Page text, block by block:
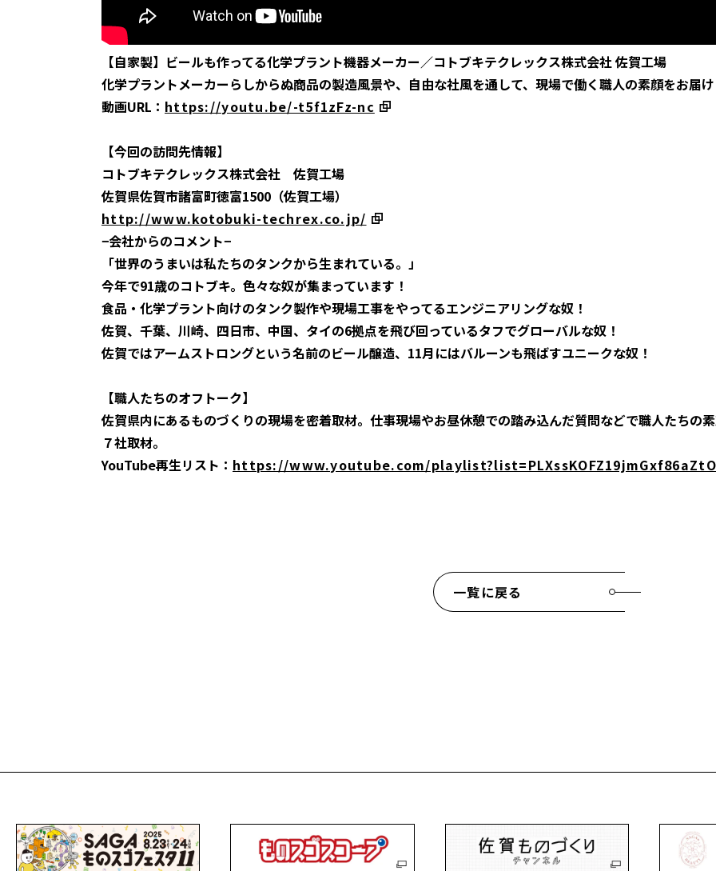
【自家製】ビールも作ってる化学プラント機器メーカー／コトブキテクレックス株式会社 佐賀工場
化学プラントメーカーらしからぬ商品の製造風景や、自由な社風を通して、現場で働く職人の素顔をお届
動画URL： https://youtu.be/-t5f1zFz-nc
【今回の訪問先情報】
コトブキテクレックス株式会社 佐賀工場
佐賀県佐賀市諸富町徳富1500（佐賀工場）
http://www.kotobuki-techrex.co.jp/
−会社からのコメント−
「世界のうまいは私たちのタンクから生まれている。」
今年で91歳のコトブキ。色々な奴が集まっています！
食品・化学プラント向けのタンク製作や現場工事をやってるエンジニアリングな奴！
佐賀、千葉、川崎、四日市、中国、タイの6拠点を飛び回っているタフでグローバルな奴！
佐賀ではアームストロングという名前のビール醸造、11月にはバルーンも飛ばすユニークな奴！
【職人たちのオフトーク】
佐賀県内にあるものづくりの現場を密着取材。仕事現場やお昼休憩での踏み込んだ質問などで職人たちの
７社取材。
YouTube再生リスト： https://www.youtube.com/
一覧に戻る